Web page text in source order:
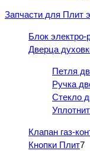
Запчасти для Плит
Блок
Дверца
Петля
Ручка
Стекло
Клапан газ-
Кнопки Плит7